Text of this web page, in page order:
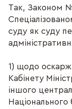
Так, Законом
суду як суду
1) щодо
Кабінету
іншого